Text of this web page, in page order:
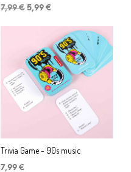
7,99€ Ursprünglicher
war:
5,99 €
ist:
5,99 €.
Trivia Game - 90s music
7,99 €